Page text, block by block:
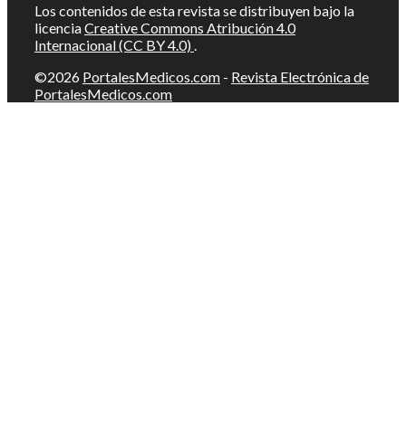
Los contenidos de esta revista se distribuyen bajo la
licenciaCreative Commons Atribución 4.0
Internacional (CC BY 4.0)
©2026 PortalesMedicos.com - Revista Electrónica de
PortalesMedicos.com